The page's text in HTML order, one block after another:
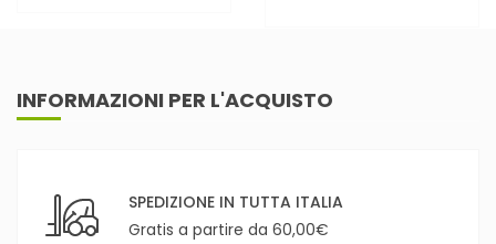
INFORMAZIONI PER L'ACQUISTO
SPEDIZIONE IN TUTTA ITALIA
Gratis a partire da 60,00€